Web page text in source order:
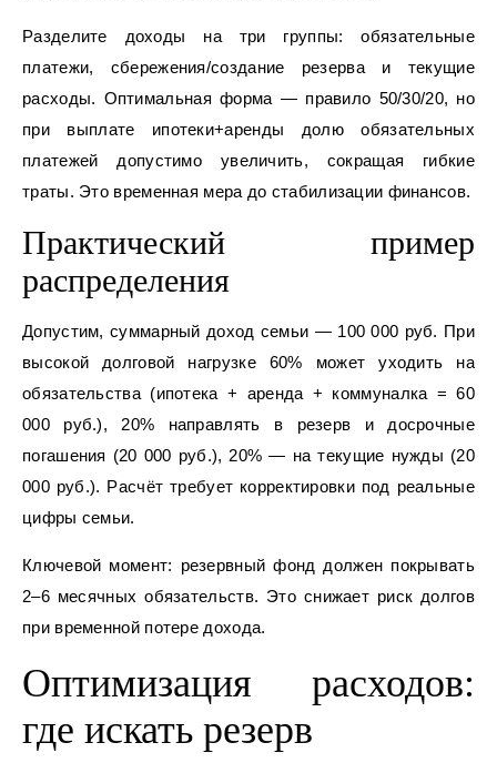
Разделите доходы на три группы: обязательные
платежи, сбережения/создание резерва и текущие
расходы. Оптимальная форма — правило 50/30/20, но
при выплате ипотеки+аренды долю обязательных
платежей допустимо увеличить, сокращая гибкие
траты. Это временная мера до стабилизации финансов.
Практический пример
распределения
Допустим, суммарный доход семьи — 100 000 руб. При
высокой долговой нагрузке 60% может уходить на
обязательства (ипотека + аренда + коммуналка = 60
000 руб.), 20% направлять в резерв и досрочные
погашения (20 000 руб.), 20% — на текущие нужды (20
000 руб.). Расчёт требует корректировки под реальные
цифры семьи.
Ключевой момент: резервный фонд должен покрывать
2–6 месячных обязательств. Это снижает риск долгов
при временной потере дохода.
Оптимизация расходов:
где искать резерв